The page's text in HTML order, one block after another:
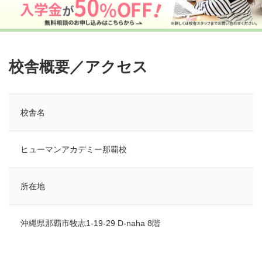
校舎概要／アクセス
校舎名
ヒューマンアカデミー那覇校
所在地
沖縄県那覇市牧志1-19-29 D-naha 8階